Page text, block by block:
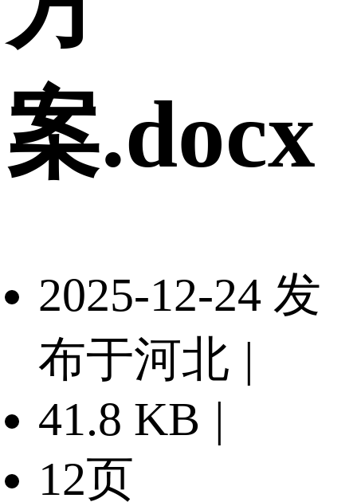
案.docx
2025-12-24 发
布于河北 |
41.8 KB |
12页